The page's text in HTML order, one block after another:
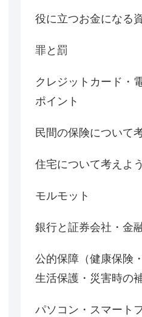
役に立つお金になる
罪と罰
クレジットカード・
ポイント
民間の保険について
住宅について考えよう
モルモット
銀行と証券会社・金
公的保障（健康保険
生活保護・災害時の補
パソコン・スマート